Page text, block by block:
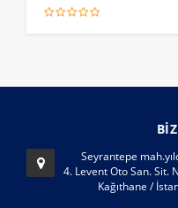
Seyrantepe
4. Levent Oto San. Sit.
Kağıthane /